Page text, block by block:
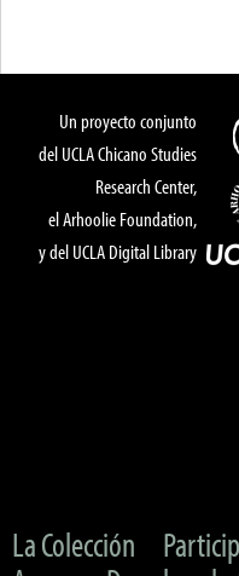
Un proyecto conjunto
del UCLA Chicano Studies
Research Center,
el Arhoolie Foundation,
y del UCLA Digital Library
La Colección